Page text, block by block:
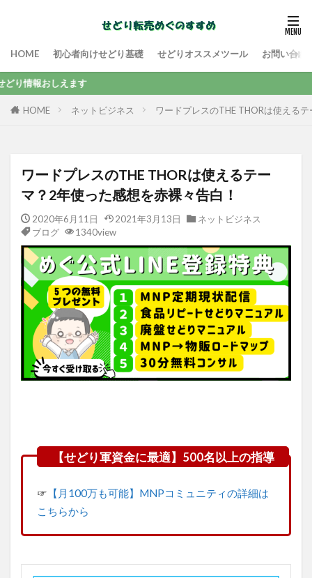
HOME 初心者向けせどり基礎 せどりオススメツール お問い合わ
ます
HOME ネットビジネス ワードプレスのTHE THORは使える
ワードプレスのTHE THORは使えるテー
マ？2年使った感想を赤裸々告白！
2020年6月11日 2021年3月13日
ネットビジネス
ブログ
1340view
☞ 【月100万も可能】MNPコミュニティの詳細は
こちらから